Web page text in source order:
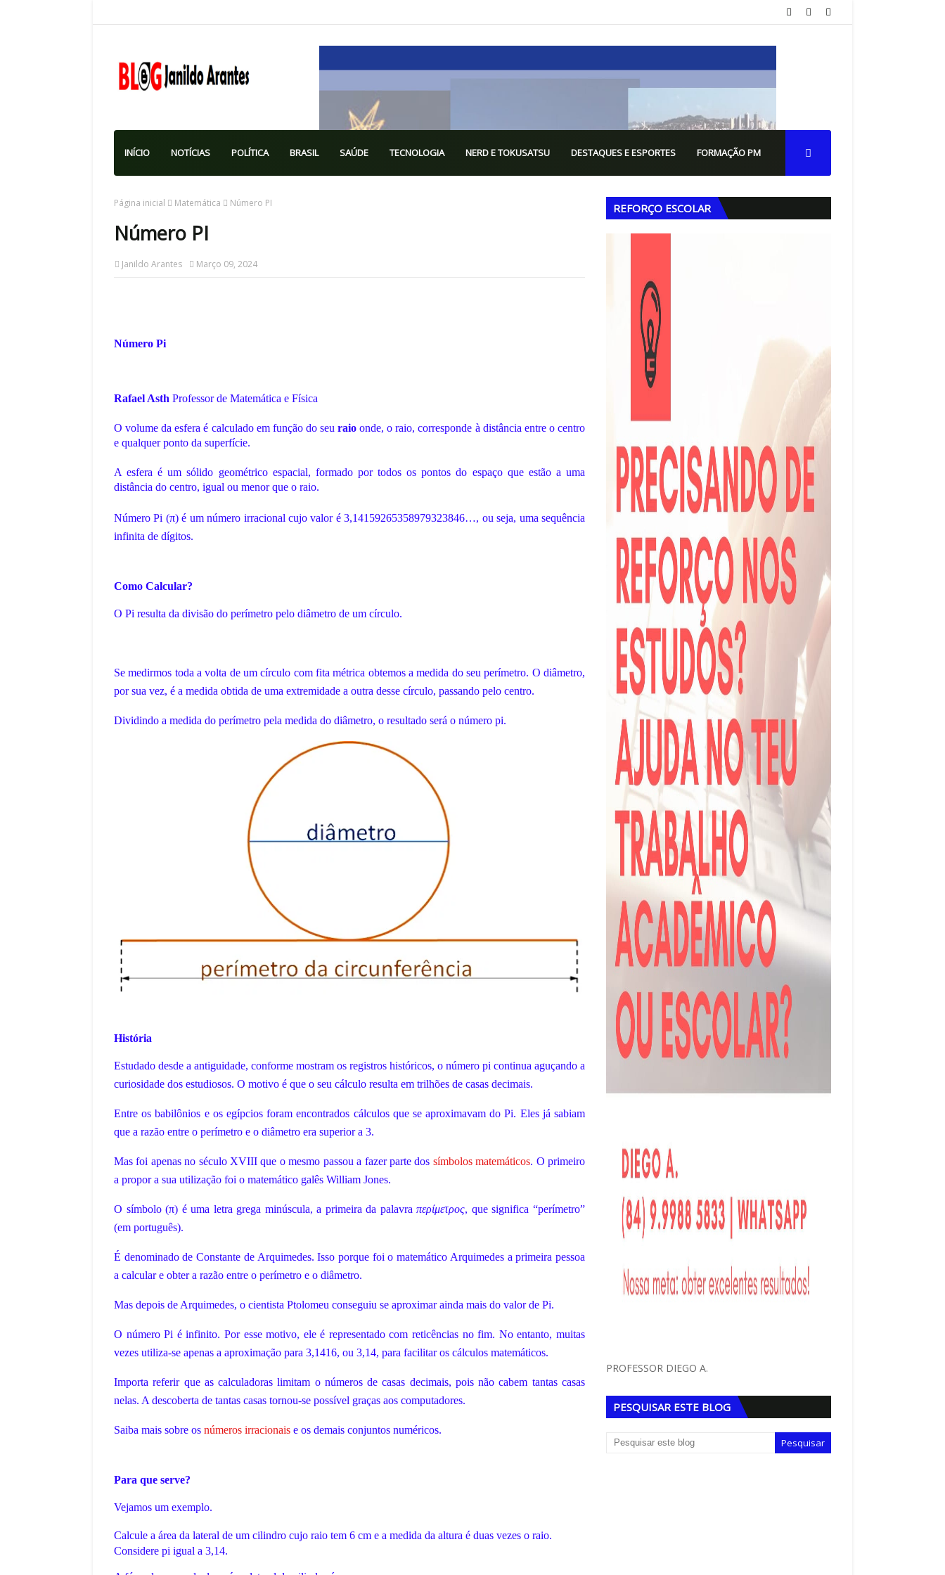
INÍCIO NOTÍCIAS POLÍTICA BRASIL SAÚDE TECNOLOGIA NERD E TOKUSATSU DESTAQUES E ESPORTES FORMAÇÃO PM
Página inicial Matemática Número PI
Número PI
Janildo Arantes Março 09, 2024
Número Pi
Rafael Asth Professor de Matemática e Física
O volume da esfera é calculado em função do seuraio onde, o raio, corresponde à distância entre o centro
e qualquer ponto da superfície.
A esfera é um sólido geométrico espacial, formado por todos os pontos do espaço que estão a uma
distância do centro, igual ou menor que o raio.
Número Pi (π) é um número irracional cujo valor é 3,14159265358979323846…, ou seja, uma sequência
infinita de dígitos.
Como Calcular?
O Pi resulta da divisão do perímetro pelo diâmetro de um círculo.
Se medirmos toda a volta de um círculo com fita métrica obtemos a medida do seu perímetro. O diâmetro,
por sua vez, é a medida obtida de uma extremidade a outra desse círculo, passando pelo centro.
Dividindo a medida do perímetro pela medida do diâmetro, o resultado será o número pi.
História
Estudado desde a antiguidade, conforme mostram os registros históricos, o número pi continua aguçando a
curiosidade dos estudiosos. O motivo é que o seu cálculo resulta em trilhões de casas decimais.
Entre os babilônios e os egípcios foram encontrados cálculos que se aproximavam do Pi. Eles já sabiam
que a razão entre o perímetro e o diâmetro era superior a 3.
Mas foi apenas no século XVIII que o mesmo passou a fazer parte dos símbolos matemáticos. O primeiro
a propor a sua utilização foi o matemático galês William Jones.
O símbolo (π) é uma letra grega minúscula, a primeira da palavraπερίμετρος, que significa “perímetro”
(em português).
É denominado de Constante de Arquimedes. Isso porque foi o matemático Arquimedes a primeira pessoa
a calcular e obter a razão entre o perímetro e o diâmetro.
Mas depois de Arquimedes, o cientista Ptolomeu conseguiu se aproximar ainda mais do valor de Pi.
O número Pi é infinito. Por esse motivo, ele é representado com reticências no fim. No entanto, muitas
vezes utiliza-se apenas a aproximação para 3,1416, ou 3,14, para facilitar os cálculos matemáticos.
Importa referir que as calculadoras limitam o números de casas decimais, pois não cabem tantas casas
nelas. A descoberta de tantas casas tornou-se possível graças aos computadores.
Saiba mais sobre os números irracionais e os demais conjuntos numéricos.
Para que serve?
Vejamos um exemplo.
Calcule a área da lateral de um cilindro cujo raio tem 6 cm e a medida da altura é duas vezes o raio.
Considere pi igual a 3,14.
REFORÇO ESCOLAR
PROFESSOR DIEGO A.
PESQUISAR ESTE BLOG